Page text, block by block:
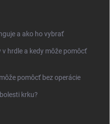
a ako ho vybrať
hrdle a kedy môže pomôcť
pomôcť bez operácie
krku?